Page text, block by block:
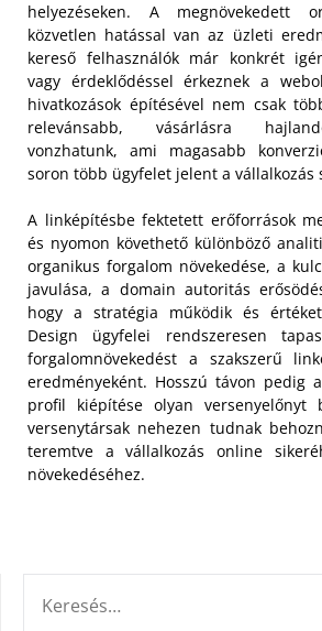
helyezéseken. A megnövekedett
közvetlen hatással van az üzleti
kereső felhasználók már konkrét
vagy érdeklődéssel érkeznek a
hivatkozások építésével nem csak
relevánsabb, vásárlásra
vonzhatunk, ami magasabb
soron több ügyfelet jelent a vállalkozás
A linképítésbe fektetett erőforrások
és nyomon követhető különböző
organikus forgalom növekedése, a
javulása, a domain autoritás
hogy a stratégia működik és
Design ügyfelei rendszeresen
forgalomnövekedést a szakszerű
eredményeként. Hosszú távon pedig
profil kiépítése olyan versenyelőnyt
versenytársak nehezen tudnak
teremtve a vállalkozás online
növekedéséhez.